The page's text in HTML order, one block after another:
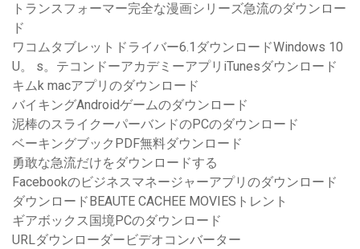
トランスフォーマー完全な漫画シリーズ急流のダウンロー
ド
ワコムタブレットドライバー6.1ダウンロードWindows 10
U。 s。テコンドーアカデミーアプリiTunesダウンロード
キムk macアプリのダウンロード
バイキングAndroidゲームのダウンロード
泥棒のスライクーパーバンドのPCのダウンロード
ベーキングブックPDF無料ダウンロード
勇敢な急流だけをダウンロードする
Facebookのビジネスマネージャーアプリのダウンロード
ダウンロードBEAUTE CACHEE MOVIESトレント
ギアボックス国境PCのダウンロード
URLダウンローダービデオコンバーター